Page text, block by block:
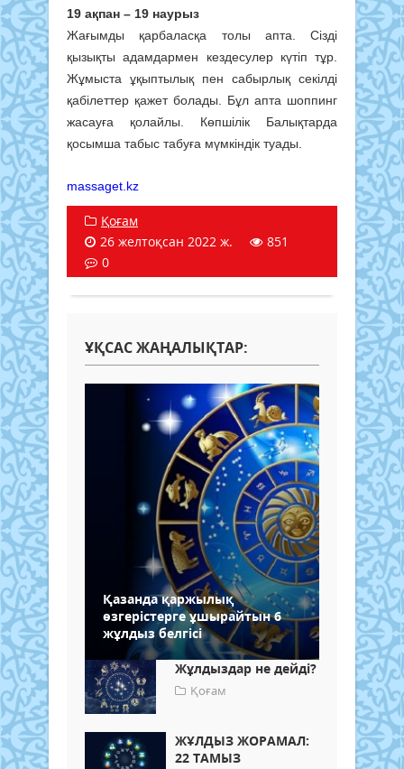
19 ақпан – 19 наурыз
Жағымды қарбаласқа толы апта. Сізді
қызықты адамдармен кездесулер күтіп тұр.
Жұмыста ұқыптылық пен сабырлық секілді
қабілеттер қажет болады. Бұл апта шоппинг
жасауға қолайлы. Көпшілік Балықтарда
қосымша табыс табуға мүмкіндік туады.
massaget.kz
Қоғам
26 желтоқсан 2022 ж.
851
0
ҰҚСАС ЖАҢАЛЫҚТАР:
Қазанда қаржылық
өзгерістерге ұшырайтын 6
жұлдыз белгісі
Жұлдыздар не дейді?
Қоғам
ЖҰЛДЫЗ ЖОРАМАЛ:
22 ТАМЫЗ